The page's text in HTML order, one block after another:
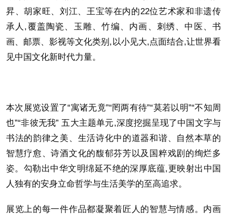
昇、胡家旺、刘江、王宝等在内的22位艺术家和非遗传
承人,覆盖陶瓷、玉雕、竹编、内画、刺绣、中医、书
画、邮票、影视等文化类别,以小见大,点面结合,让世界看
见中国文化新时代力量。
本次展览设置了“寓诸无竟”“罔两有待”“莫若以明”“不知周
也”“非彼无我” 五大主题单元,深度挖掘呈现了中国文字与
书法的韵律之美、生活诗化中的道器和谐、自然本草的
智慧疗愈、诗酒文化的馥郁芬芳以及国粹戏剧的绚烂多
姿。勾勒出中华文明绵延不绝的深厚底蕴,更映射出中国
人独有的安身立命哲学与生活美学的至高追求。
展览上的每一件作品都凝聚着匠人的智慧与情感。内画